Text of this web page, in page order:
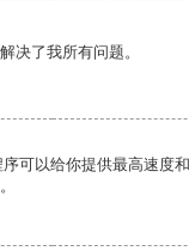
决了我所有问题。
可以给你提供最高速度